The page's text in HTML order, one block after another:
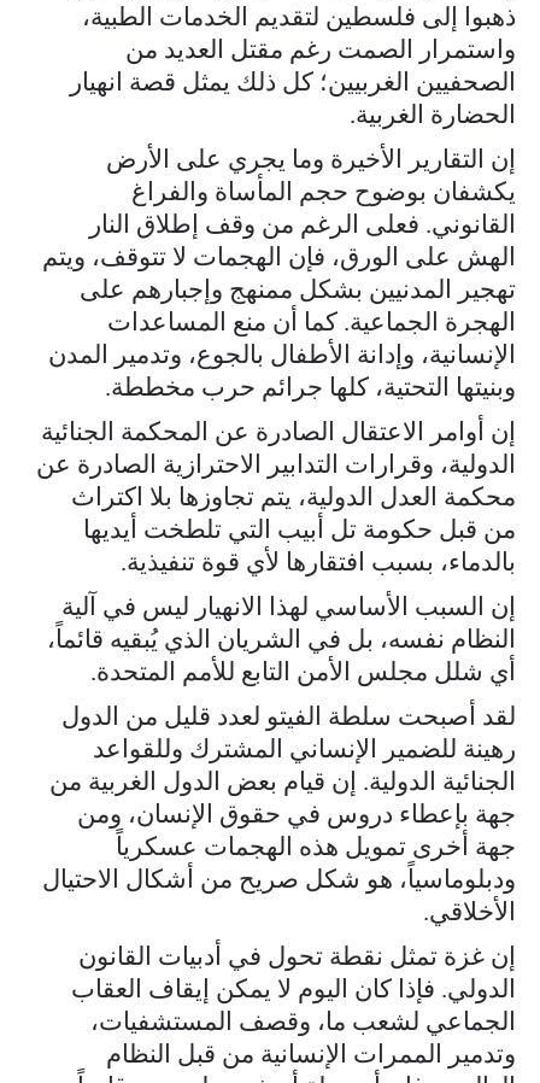
ذهبوا إلى فلسطين لتقديم الخدمات الطبية،
واستمرار الصمت رغم مقتل العديد من
الصحفيين الغربيين؛ كل ذلك يمثل قصة انهيار
الحضارة الغربية.
إن التقارير الأخيرة وما يجري على الأرض
يكشفان بوضوح حجم المأساة والفراغ
القانوني. فعلى الرغم من وقف إطلاق النار
الهش على الورق، فإن الهجمات لا تتوقف، ويتم
تهجير المدنيين بشكل ممنهج وإجبارهم على
الهجرة الجماعية. كما أن منع المساعدات
الإنسانية، وإدانة الأطفال بالجوع، وتدمير المدن
وبنيتها التحتية، كلها جرائم حرب مخططة.
إن أوامر الاعتقال الصادرة عن المحكمة الجنائية
الدولية، وقرارات التدابير الاحترازية الصادرة عن
محكمة العدل الدولية، يتم تجاوزها بلا اكتراث
من قبل حكومة تل أبيب التي تلطخت أيديها
بالدماء، بسبب افتقارها لأي قوة تنفيذية.
إن السبب الأساسي لهذا الانهيار ليس في آلية
النظام نفسه، بل في الشريان الذي يُبقيه قائماً،
أي شلل مجلس الأمن التابع للأمم المتحدة.
لقد أصبحت سلطة الفيتو لعدد قليل من الدول
رهينة للضمير الإنساني المشترك وللقواعد
الجنائية الدولية. إن قيام بعض الدول الغربية من
جهة بإعطاء دروس في حقوق الإنسان، ومن
جهة أخرى تمويل هذه الهجمات عسكرياً
ودبلوماسياً، هو شكل صريح من أشكال الاحتيال
الأخلاقي.
إن غزة تمثل نقطة تحول في أدبيات القانون
الدولي. فإذا كان اليوم لا يمكن إيقاف العقاب
الجماعي لشعب ما، وقصف المستشفيات،
وتدمير الممرات الإنسانية من قبل النظام